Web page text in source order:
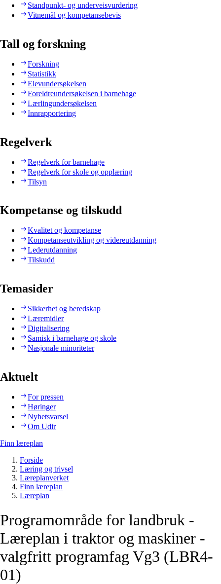
Standpunkt- og underveisvurdering
Vitnemål og kompetansebevis
Tall og forskning
Forskning
Statistikk
Elevundersøkelsen
Foreldreundersøkelsen i barnehage
Lærlingundersøkelsen
Innrapportering
Regelverk
Regelverk for barnehage
Regelverk for skole og opplæring
Tilsyn
Kompetanse og tilskudd
Kvalitet og kompetanse
Kompetanseutvikling og videreutdanning
Lederutdanning
Tilskudd
Temasider
Sikkerhet og beredskap
Læremidler
Digitalisering
Samisk i barnehage og skole
Nasjonale minoriteter
Aktuelt
For pressen
Høringer
Nyhetsvarsel
Om Udir
Finn læreplan
Forside
Læring og trivsel
Læreplanverket
Finn læreplan
Læreplan
Programområde for landbruk -
Læreplan i traktor og maskiner -
valgfritt programfag Vg3 (LBR4-
01)